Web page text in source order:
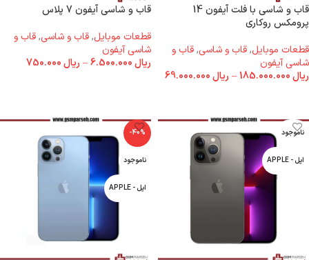
قاب و شاسی با فلت آیفون 14
پرومکس روکاری
قطعات موبایل,قاب و شاسی,قاب و
شاسی آیفون
ریال
– ریال
قاب و شاسی آیفون 7 پلاس
قطعات موبایل,قاب و شاسی,قاب و
شاسی آیفون
ریال
– ریال
ناموجود
اپل - APPLE
-40%
ناموجود
اپل - APPLE